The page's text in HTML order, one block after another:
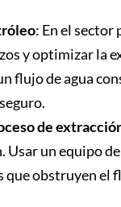
: En el
y optimizar la
flujo de agua
de
Usar un equipo
obstruyen el